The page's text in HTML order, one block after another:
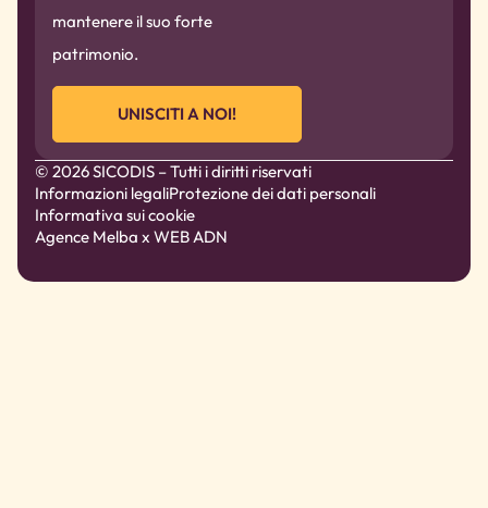
mantenere il suo forte
patrimonio.
UNISCITI A NOI!
© 2026 SICODIS – Tutti i diritti riservati
Informazioni legaliProtezione dei dati personali
Informativa sui cookie
Agence Melba x WEB ADN